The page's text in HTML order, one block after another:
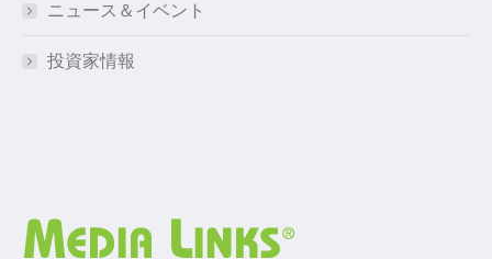
ニュース＆イベント
投資家情報